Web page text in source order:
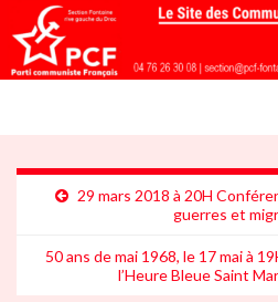
29 mars 2018 à 20H
guerres et
50 ans de mai 1968, le 17 mai à
l’Heure Bleue Saint